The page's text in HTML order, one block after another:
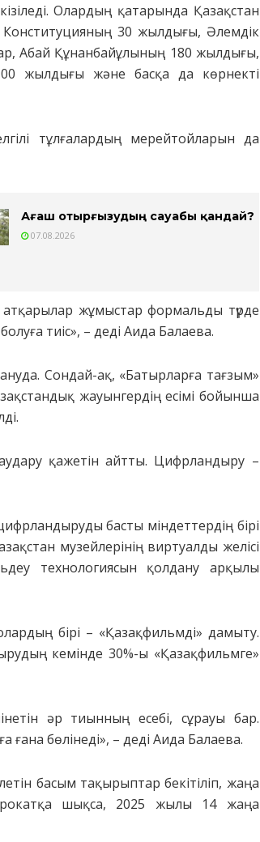
Олардың қатарында Қазақстан
30 жылдығы, Әлемдік
Абай Құнанбайұлының 180 жылдығы,
жылдығы және басқа да көрнекті
тұлғалардың мерейтойларын да
Ағаш отырғызудың сауабы қандай?
07.08.2026
атқарылар жұмыстар формальды түрде
тиіс», – деді Аида Балаева.
Сондай-ақ, «Батырларға тағзым»
жауынгердің есімі бойынша
қажетін айтты. Цифрландыру –
басты міндеттердің бірі
музейлерінің виртуалды желісі
технологиясын қолдану арқылы
бірі – «Қазақфильмді» дамыту.
кемінде 30%-ы «Қазақфильмге»
әр тиынның есебі, сұрауы бар.
бөлінеді», – деді Аида Балаева.
басым тақырыптар бекітіліп, жаңа
шықса, 2025 жылы 14 жаңа